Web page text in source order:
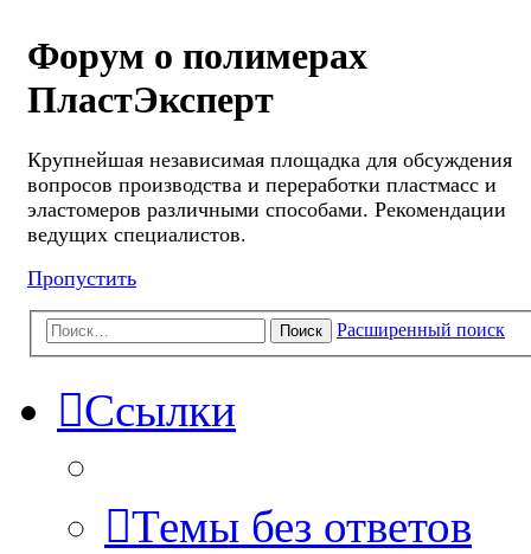
Форум о полимерах
ПластЭксперт
Крупнейшая независимая площадка для обсуждения
вопросов производства и переработки пластмасс и
эластомеров различными способами. Рекомендации
ведущих специалистов.
Пропустить
Поиск Расширенный поиск
Ссылки
Темы без ответов